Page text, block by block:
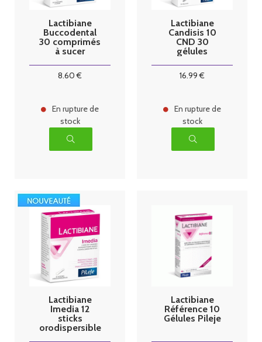
Lactibiane
Buccodental
30 comprimés
à sucer
8.60 €
En rupture de
stock
Lactibiane
Candisis 10
CND 30
gélules
16.99 €
En rupture de
stock
Lactibiane
Imedia 12
sticks
orodispersible
Lactibiane
Référence 10
Gélules Pileje